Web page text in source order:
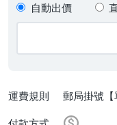
自動出價
運費規則
郵局掛號
寄送【免運